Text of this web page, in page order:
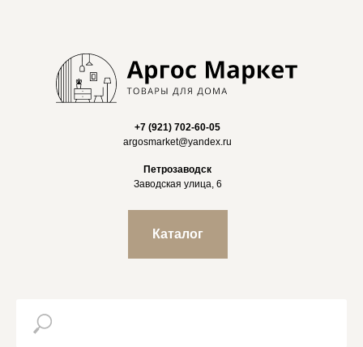
+7 (921) 702-60-05
argosmarket@yandex.ru
Петрозаводск
Заводская улица, 6
Каталог